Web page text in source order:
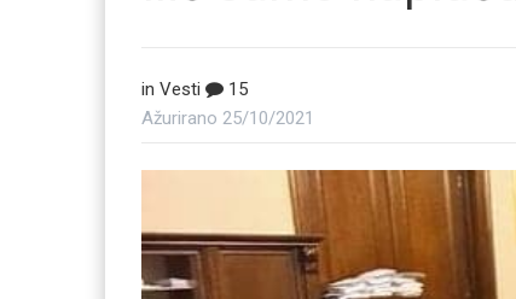
in Vesti
15
Ažurirano 25/10/2021